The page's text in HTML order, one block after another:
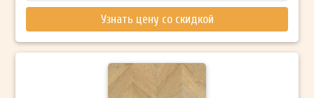
Узнать цену со скидкой